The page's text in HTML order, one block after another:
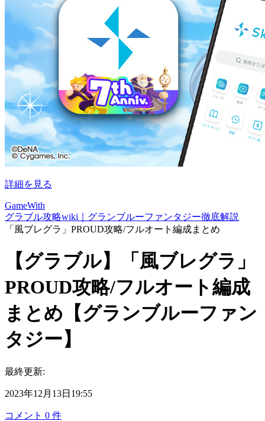
詳細を見る
GameWith
グラブル攻略wiki｜グランブルーファンタジー徹底解説
「風ブレグラ」PROUD攻略/フルオート編成まとめ
【グラブル】「風ブレグラ」
PROUD攻略/フルオート編成
まとめ【グランブルーファン
タジー】
最終更新:
2023年12月13日19:55
コメント 0 件